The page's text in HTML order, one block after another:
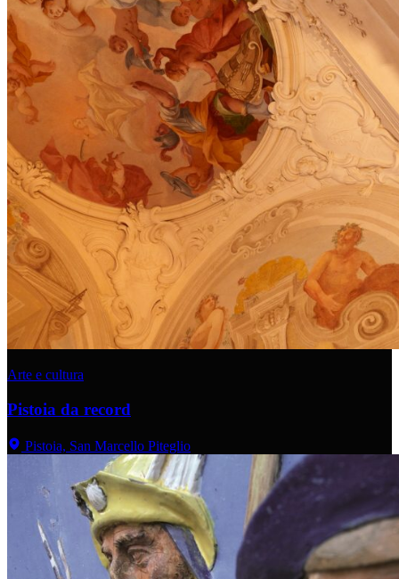
Arte e cultura
Pistoia da record
Pistoia, San Marcello Piteglio